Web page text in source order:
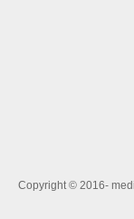
Copyright © 2016-